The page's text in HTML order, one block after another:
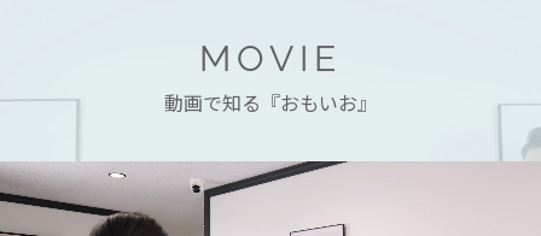
MOVIE
動画で知る『おもいお』